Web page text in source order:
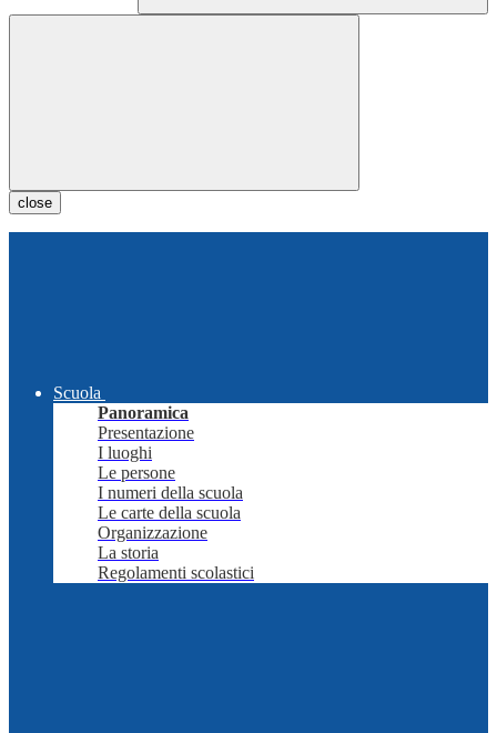
close
Scuola
Panoramica
Presentazione
I luoghi
Le persone
I numeri della scuola
Le carte della scuola
Organizzazione
La storia
Regolamenti scolastici